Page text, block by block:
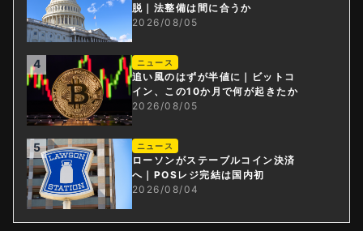
脱｜法整備は間に合うか
2026/08/05
4 ニュース
追い風のはずが半値に｜ビットコ
イン、この10か月で何が起きたか
2026/08/05
5 ニュース
ローソンがステーブルコイン決済
へ｜POSレジ完結は国内初
2026/08/04